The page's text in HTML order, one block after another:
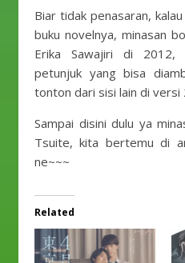
Biar tidak penasaran,
buku novelnya, minasan
Erika Sawajiri di 2012,
petunjuk yang bisa
tonton dari sisi lain di versi
Sampai disini dulu ya
Tsuite, kita bertemu di
ne~~~
Related